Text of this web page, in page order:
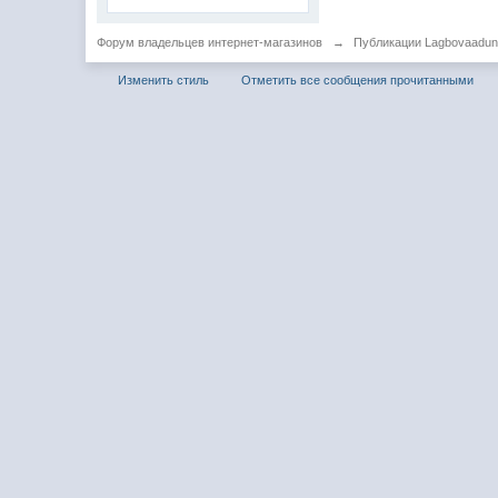
Форум владельцев интернет-магазинов → Публикации
Изменить стиль Отметить все сообщения прочитанными